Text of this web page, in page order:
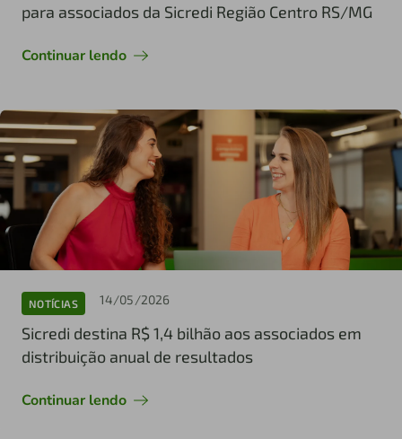
para associados da Sicredi Região Centro RS/MG
Continuar lendo
NOTÍCIAS 14/05/2026
Sicredi destina R$ 1,4 bilhão aos associados em
distribuição anual de resultados
Continuar lendo